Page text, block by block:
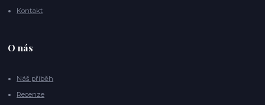
Kontakt
O nás
Náš příběh
Recenze